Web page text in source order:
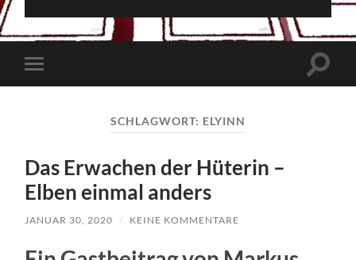
Mobile-
Menü
SCHLAGWORT: ELYINN
Das Erwachen der Hüterin –
Elben einmal anders
JANUAR 30, 2020 / KEINE KOMMENTARE